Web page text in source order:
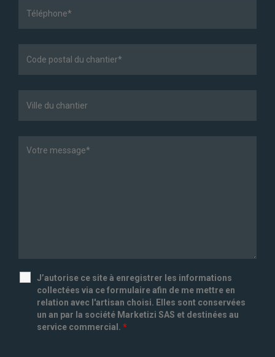
J’autorise ce site à enregistrer les informations
collectées via ce formulaire afin de me mettre en
relation avec l'artisan choisi. Elles sont conservées
un an par la société Marketizi SAS et destinées au
service commercial. *